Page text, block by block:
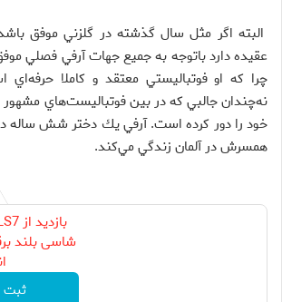
البته اگر مثل سال گذشته در گلزني موفق
عقيده دارد باتوجه به جميع جهات آرفي فصلي
چرا كه او فوتباليستي معتقد و كاملا حرفه‌اي
نه‌چندان جالبي كه در بين فوتباليست‌هاي مشهور
خود را دور كرده است. آرفي يك دختر شش ساله
همسرش در آلمان زندگي مي‌كند.
شاسی بلند
ثبت